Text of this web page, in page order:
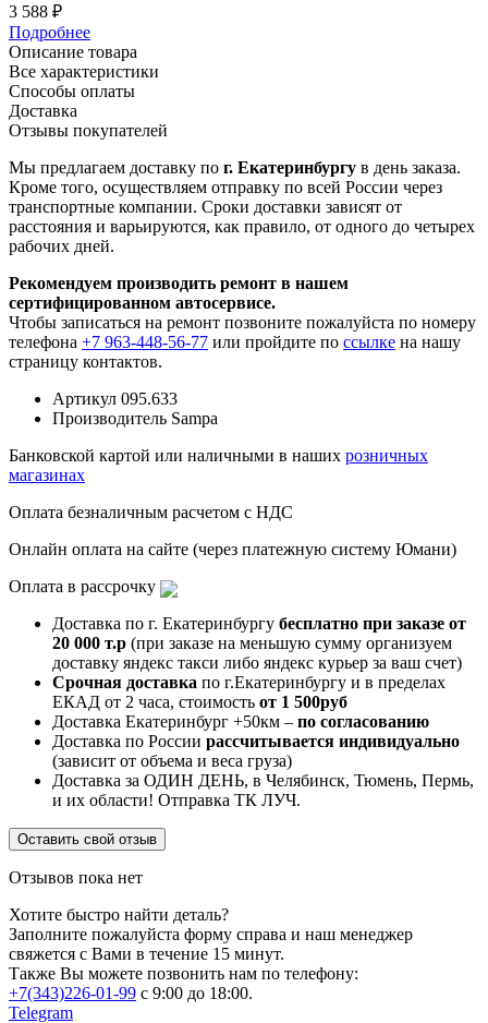
3 588 ₽
Подробнее
Описание товара
Все характеристики
Способы оплаты
Доставка
Отзывы покупателей
Мы предлагаем доставку по г. Екатеринбургу в день заказа.
Кроме того, осуществляем отправку по всей России через
транспортные компании. Сроки доставки зависят от
расстояния и варьируются, как правило, от одного до четырех
рабочих дней.
Рекомендуем производить ремонт в нашем
сертифицированном автосервисе.
Чтобы записаться на ремонт позвоните пожалуйста по номеру
телефона +7 963-448-56-77 или пройдите по ссылке на нашу
страницу контактов.
Артикул 095.633
Производитель Sampa
Банковской картой или наличными в наших розничных
магазинах
Оплата безналичным расчетом с НДС
Онлайн оплата на сайте (через платежную систему Юмани)
Оплата в рассрочку
Доставка по г. Екатеринбургу бесплатно при заказе от
20 000 т.р (при заказе на меньшую сумму организуем
доставку яндекс такси либо яндекс курьер за ваш счет)
Срочная доставка по г.Екатеринбургу и в пределах
ЕКАД от 2 часа, стоимость от 1 500руб
Доставка Екатеринбург +50км – по согласованию
Доставка по России рассчитывается индивидуально
(зависит от объема и веса груза)
Доставка за ОДИН ДЕНЬ, в Челябинск, Тюмень, Пермь,
и их области! Отправка ТК ЛУЧ.
Оставить свой отзыв
Отзывов пока нет
Хотите быстро найти деталь?
Заполните пожалуйста форму справа и наш менеджер
свяжется с Вами в течение 15 минут.
Также Вы можете позвонить нам по телефону:
+7(343)226-01-99 с 9:00 до 18:00.
Telegram